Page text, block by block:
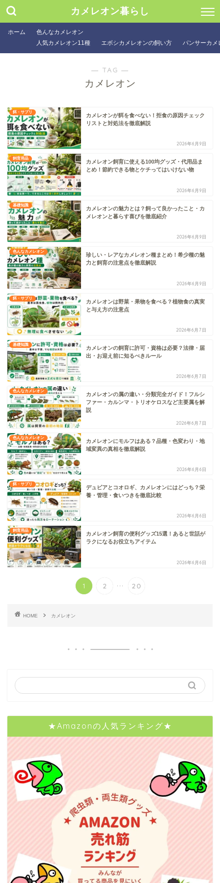
カメレオン暮らし
ホーム
色んなカメレオン
人気カメレオン11種
エボシカメレオンの飼い方 パンサーカメ
― TAG ―
カメレオン
餌・サプリ
カメレオンが餌を食べない！拒食の原因チェック
リストと対処法を徹底解説
2026年6月9日
飼育用品
カメレオン飼育に使える100均グッズ・代用品ま
とめ！節約できる物とケチってはいけない物
2026年6月9日
基礎知識
カメレオンの魅力とは？飼って良かったこと・カ
メレオンと暮らす喜びを徹底紹介
2026年6月9日
色んなカメレオン
珍しい・レアなカメレオン種まとめ！希少種の魅
力と飼育の注意点を徹底解説
2026年6月9日
餌・サプリ
カメレオンは野菜・果物を食べる？植物食の真実
と与え方の注意点
2026年6月7日
基礎知識
カメレオンの飼育に許可・資格は必要？法律・届
出・お迎え前に知るべきルール
2026年6月7日
色んなカメレオン
カメレオンの属の違い・分類完全ガイド！フルシ
ファー・カルンマ・トリオケロスなど主要属を解
説
2026年6月7日
色んなカメレオン
カメレオンにモルフはある？品種・色変わり・地
域変異の真相を徹底解説
2026年6月6日
餌・サプリ
デュビアとコオロギ、カメレオンにはどっち？栄
養・管理・食いつきを徹底比較
2026年6月6日
飼育用品
カメレオン飼育の便利グッズ15選！あると世話が
ラクになるお役立ちアイテム
2026年6月6日
1 2 ... 20
HOME カメレオン
★Amazonの人気ランキング★